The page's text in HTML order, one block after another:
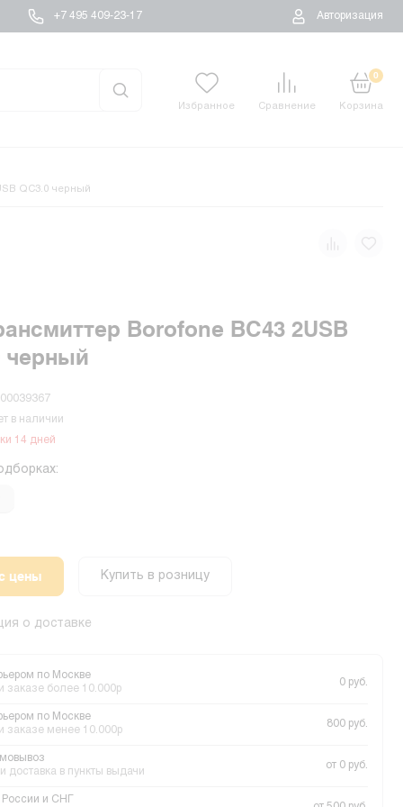
+7 495 409-23-17 Авторизация
Избранное Сравнение Корзина
0
QC3.0 черный
Borofone BC43 2USB
черный
в наличии
14 дней
цены Купить в розницу
о доставке
по Москве
заказе более 10.000р
0 руб.
по Москве
заказе менее 10.000р
800 руб.
доставка в пункты выдачи
от 0 руб.
России и СНГ